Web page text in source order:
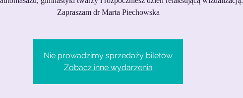
Zapraszam dr Marta Piechowska
Nie prowadzimy sprzedaży biletów
Zobacz inne wydarzenia